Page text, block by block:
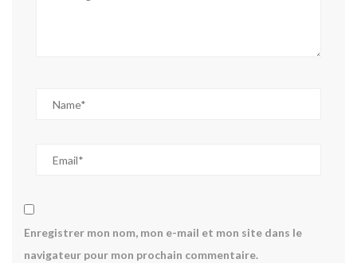
Enregistrer mon nom, mon e-mail et mon site dans le
navigateur pour mon prochain commentaire.